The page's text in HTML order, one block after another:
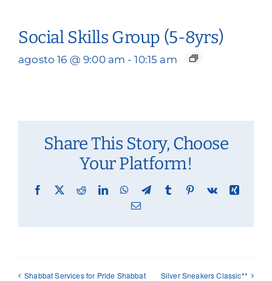
Social Skills Group (5-8yrs)
agosto 16 @ 9:00 am - 10:15 am
Share This Story, Choose
Your Platform!
Facebook
X RedditLinkedInWhatsApp
TelegramTumblr Pinterest
Vk
Xing
Email
Shabbat Services for Pride Shabbat Silver Sneakers Classic**